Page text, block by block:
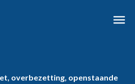
overbezetting, openstaande